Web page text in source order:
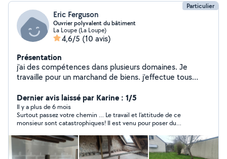
Particulier
Eric Ferguson
Ouvrier polyvalent du bâtiment
La Loupe (La Loupe)
4,6/5 (10 avis)
Présentation
j'ai des compétences dans plusieurs domaines. Je
travaille pour un marchand de biens. j'effectue tous
carrelage, électricité, petite maçonnerie...) Pour plus de
renseignements demandés aux personnes qui ont fait
appel à moi pour avoir mon numéro ne pouvant
répondre à toutes les demandes.
Dernier avis laissé par Karine : 1/5
Il y a plus de 6 mois
Surtout passez votre chemin … Le travail et l’attitude de ce
monsieur sont catastrophiques! Il est venu pour poser du
résultat …il n’a pas terminé le chantier et n’a pas eu le courage
de nous le dire en face, mais via un sms disant qu’il nous
déposait nos clés dans la boîte… il n’a bien entendu pas